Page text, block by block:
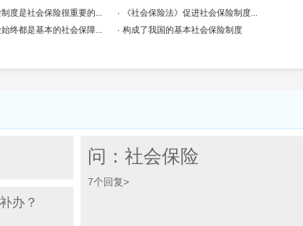
度是社会保险很重要的...
《社会保险法》促进社会保险制度...
终都是基本的社会保障... 构成了我国的基本社会保险制度
问：社会保险
7个回复>
办？